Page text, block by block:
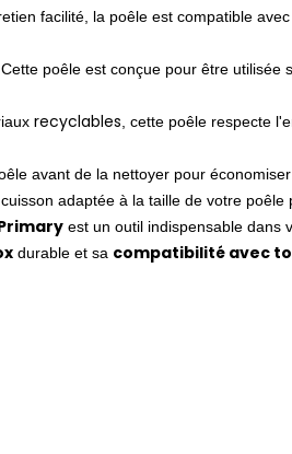
facilité, la poêle est compatible
Cette poêle est conçue pour être utilisée
recyclables , cette poêle respecte
avant de la nettoyer pour
adaptée à la taille de votre poêle
est un outil indispensable dans
durable et sa compatibilité avec